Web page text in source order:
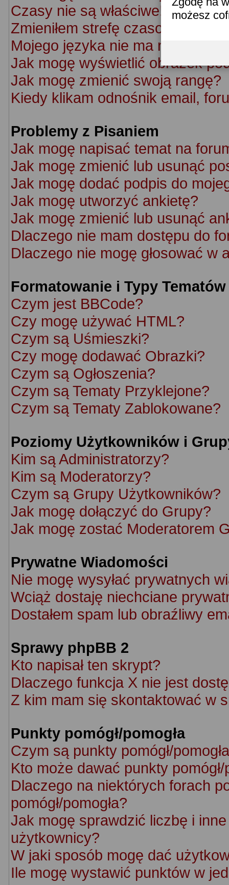
możesz
Czasy nie są właściwe!
Zmieniłem strefę czasową ale
Mojego języka nie ma na liście!
Jak mogę wyświetlić obrazek
Jak mogę zmienić swoją rangę?
Kiedy klikam odnośnik email,
Problemy z Pisaniem
Jak mogę napisać temat na
Jak mogę zmienić lub usunąć
Jak mogę dodać podpis do
Jak mogę utworzyć ankietę?
Jak mogę zmienić lub usunąć
Dlaczego nie mam dostępu do
Dlaczego nie mogę głosować w
Formatowanie i Typy Tematów
Czym jest BBCode?
Czy mogę używać HTML?
Czym są Uśmieszki?
Czy mogę dodawać Obrazki?
Czym są Ogłoszenia?
Czym są Tematy Przyklejone?
Czym są Tematy Zablokowane?
Poziomy Użytkowników i
Kim są Administratorzy?
Kim są Moderatorzy?
Czym są Grupy Użytkowników?
Jak mogę dołączyć do Grupy?
Jak mogę zostać Moderatorem
Prywatne Wiadomości
Nie mogę wysyłać prywatnych
Wciąż dostaję niechciane
Dostałem spam lub obraźliwy
Sprawy phpBB 2
Kto napisał ten skrypt?
Dlaczego funkcja X nie jest
Z kim mam się skontaktować w
Punkty pomógł/pomogła
Czym są punkty pomógł/
Kto może dawać punkty pomógł/
Dlaczego na niektórych forach
pomógł/pomogła?
Jak mogę sprawdzić liczbę i
użytkownicy?
W jaki sposób mogę dać
Ile mogę wystawić punktów w